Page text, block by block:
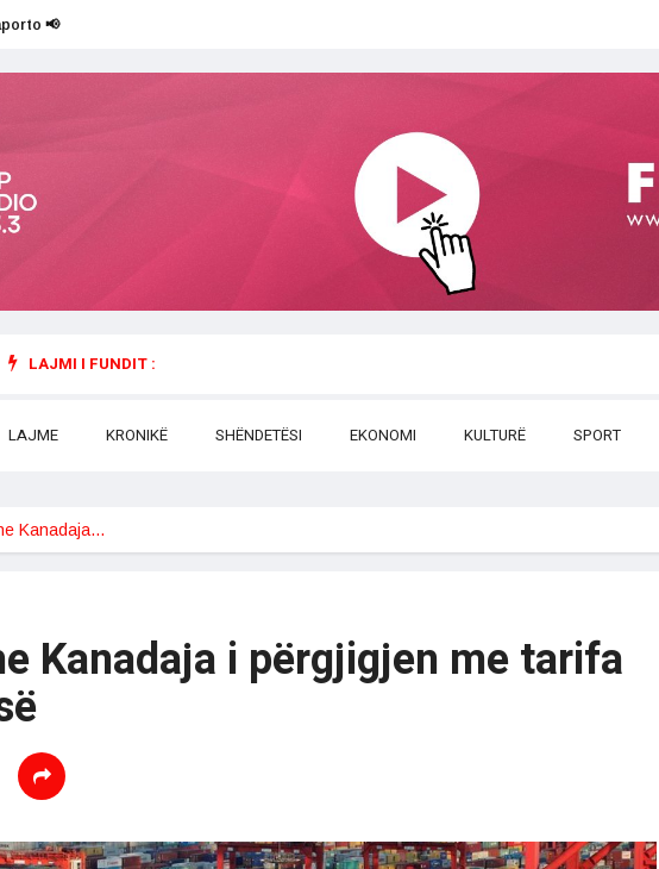
📢
LAJMI I FUNDIT :
LAJME KRONIKË SHËNDETËSI EKONOMI KULTURË SPORT
Kanadaja…
Kanadaja i përgjigjen me tarifa